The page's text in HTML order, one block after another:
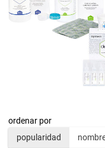
ordenar por
popularidad